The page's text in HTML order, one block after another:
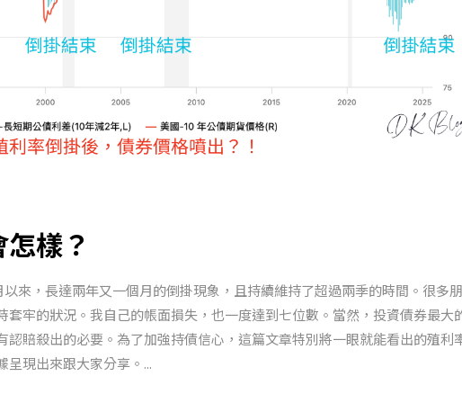
樣？
來，長達兩年又一個月的倒掛現象，且持續維持了超過兩季的時間。很多
牢的狀況。我自己的帳面損失，也一度達到七位數。當然，投資債券最大
認賠殺出的必要。為了加強持債信心，這篇文章特別將一眼就能看出的殖利
現出來跟大家分享。...